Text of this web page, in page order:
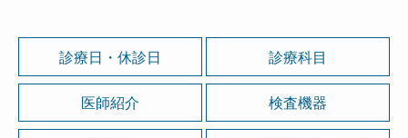
診療日・休診日 診療科目
医師紹介 検査機器